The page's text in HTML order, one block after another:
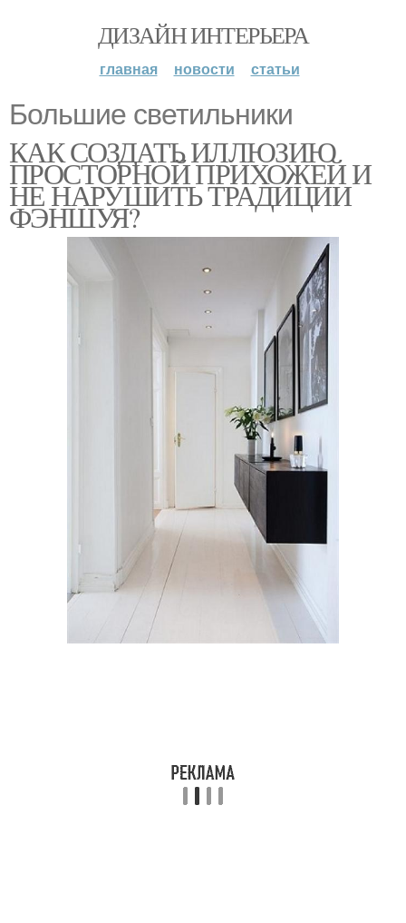
ДИЗАЙН ИНТЕРЬЕРА
главная новости статьи
Большие светильники
КАК СОЗДАТЬ ИЛЛЮЗИЮ
ПРОСТОРНОЙ ПРИХОЖЕЙ И
НЕ НАРУШИТЬ ТРАДИЦИИ
ФЭНШУЯ?